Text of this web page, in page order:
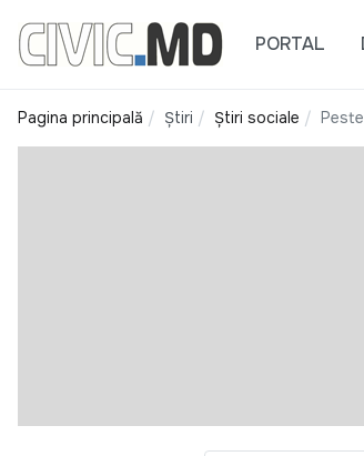
PORTAL
Pagina principală Știri Știri sociale